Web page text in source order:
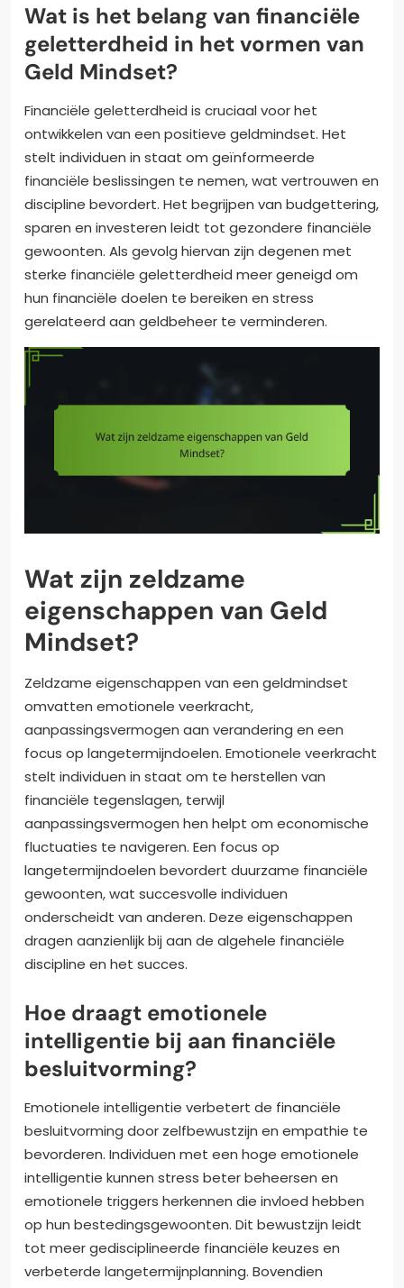
Wat is het belang van financiële
geletterdheid in het vormen van
Geld Mindset?
Financiële geletterdheid is cruciaal voor het
ontwikkelen van een positieve geldmindset. Het
stelt individuen in staat om geïnformeerde
financiële beslissingen te nemen, wat vertrouwen en
discipline bevordert. Het begrijpen van budgettering,
sparen en investeren leidt tot gezondere financiële
gewoonten. Als gevolg hiervan zijn degenen met
sterke financiële geletterdheid meer geneigd om
hun financiële doelen te bereiken en stress
gerelateerd aan geldbeheer te verminderen.
Wat zijn zeldzame
eigenschappen van Geld
Mindset?
Zeldzame eigenschappen van een geldmindset
omvatten emotionele veerkracht,
aanpassingsvermogen aan verandering en een
focus op langetermijndoelen. Emotionele veerkracht
stelt individuen in staat om te herstellen van
financiële tegenslagen, terwijl
aanpassingsvermogen hen helpt om economische
fluctuaties te navigeren. Een focus op
langetermijndoelen bevordert duurzame financiële
gewoonten, wat succesvolle individuen
onderscheidt van anderen. Deze eigenschappen
dragen aanzienlijk bij aan de algehele financiële
discipline en het succes.
Hoe draagt emotionele
intelligentie bij aan financiële
besluitvorming?
Emotionele intelligentie verbetert de financiële
besluitvorming door zelfbewustzijn en empathie te
bevorderen. Individuen met een hoge emotionele
intelligentie kunnen stress beter beheersen en
emotionele triggers herkennen die invloed hebben
op hun bestedingsgewoonten. Dit bewustzijn leidt
tot meer gedisciplineerde financiële keuzes en
verbeterde langetermijnplanning. Bovendien